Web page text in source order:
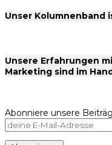
Unser Kolumnenband
Unsere Erfahrungen
Marketing sind im
Abonniere unsere